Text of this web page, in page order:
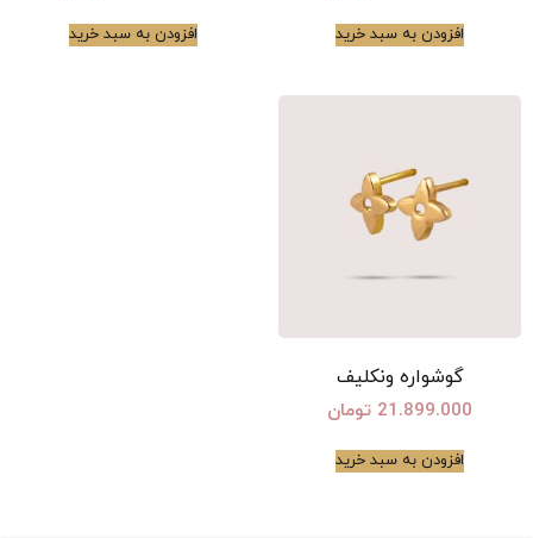
افزودن به سبد خرید افزودن به سبد خرید
گوشواره ونکلیف
21.899.000 تومان
افزودن به سبد خرید